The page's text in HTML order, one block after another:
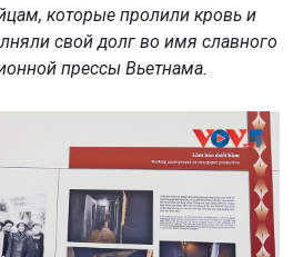
которые пролили кровь и
свой долг во имя славного
прессы Вьетнама.